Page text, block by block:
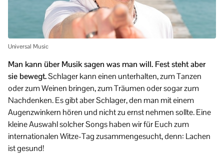
Universal Music
Man kann über Musik sagen was man will. Fest steht aber
sie bewegt.Schlager kann einen unterhalten, zum Tanzen
oder zum Weinen bringen, zum Träumen oder sogar zum
Nachdenken. Es gibt aber Schlager, den man mit einem
Augenzwinkern hören und nicht zu ernst nehmen sollte. Eine
kleine Auswahl solcher Songs haben wir für Euch zum
internationalen Witze-Tag zusammengesucht, denn: Lachen
ist gesund!